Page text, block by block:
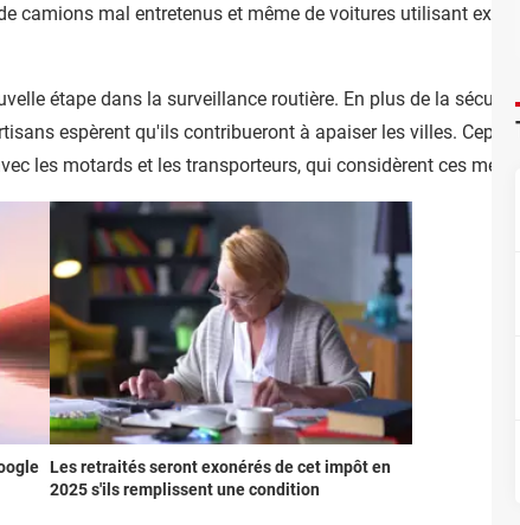
camions mal entretenus et même de voitures utilisant
étape dans la surveillance routière. En plus de la
espèrent qu'ils contribueront à apaiser les villes.
les motards et les transporteurs, qui considèrent ces
Les retraités seront exonérés de cet impôt en
2025 s'ils remplissent une condition